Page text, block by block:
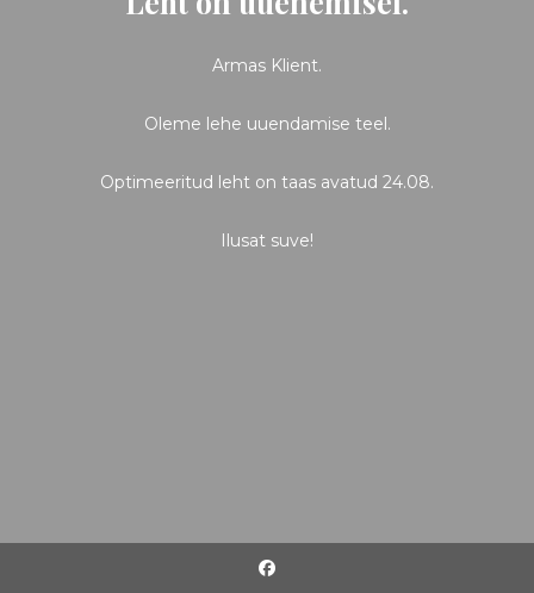
Armas Klient.
Oleme lehe uuendamise teel.
Optimeeritud leht on taas avatud 24.08.
Ilusat suve!